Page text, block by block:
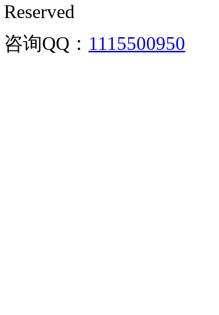
Reserved
咨询QQ： 1115500950